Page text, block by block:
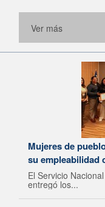
Ver más
Mujeres de
su empleabilidad
El Servicio
entregó los...